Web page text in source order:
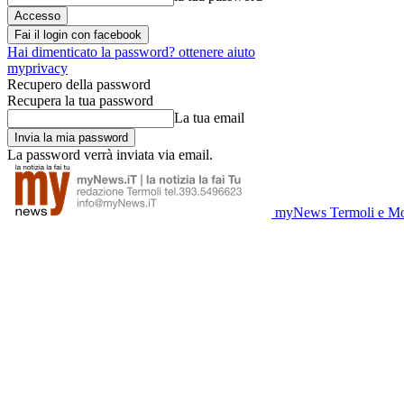
Fai il login con facebook
Hai dimenticato la password? ottenere aiuto
myprivacy
Recupero della password
Recupera la tua password
La tua email
La password verrà inviata via email.
myNews Termoli e